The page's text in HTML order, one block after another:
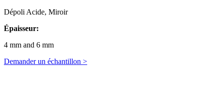
Dépoli Acide, Miroir
Épaisseur:
4 mm and 6 mm
Demander un échantillon >